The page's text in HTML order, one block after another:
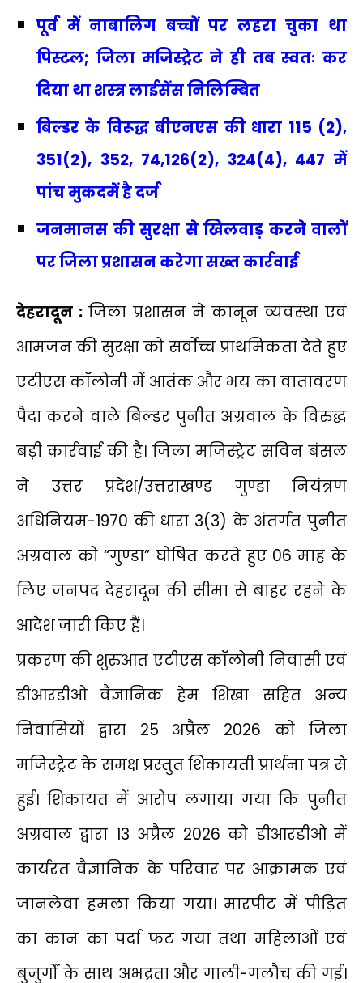
पूर्व में नाबालिग बच्चों पर लहरा चुका था
पिस्टल; जिला मजिस्ट्रेट ने ही तब स्वतः कर
दिया था शस्त्र लाईसेंस निलिम्बित
बिल्डर के विरूद्ध बीएनएस की धारा 115 (2),
351(2), 352, 74,126(2), 324(4), 447 में
पांच मुकदमें है दर्ज
जनमानस की सुरक्षा से खिलवाड़ करने वालों
पर जिला प्रशासन करेगा सख्त कार्रवाई
देहरादून :जिला प्रशासन ने कानून व्यवस्था एवं
आमजन की सुरक्षा को सर्वाेच्च प्राथमिकता देते हुए
एटीएस कॉलोनी में आतंक और भय का वातावरण
पैदा करने वाले बिल्डर पुनीत अग्रवाल के विरुद्ध
बड़ी कार्रवाई की है। जिला मजिस्ट्रेट सविन बंसल
ने उत्तर प्रदेश/उत्तराखण्ड गुण्डा नियंत्रण
अधिनियम-1970 की धारा 3(3) के अंतर्गत पुनीत
अग्रवाल को “गुण्डा” घोषित करते हुए 06 माह के
लिए जनपद देहरादून की सीमा से बाहर रहने के
आदेश जारी किए हैं।
प्रकरण की शुरुआत एटीएस कॉलोनी निवासी एवं
डीआरडीओ वैज्ञानिक हेम शिखा सहित अन्य
निवासियों द्वारा 25 अप्रैल 2026 को जिला
मजिस्ट्रेट के समक्ष प्रस्तुत शिकायती प्रार्थना पत्र से
हुई। शिकायत में आरोप लगाया गया कि पुनीत
अग्रवाल द्वारा 13 अप्रैल 2026 को डीआरडीओ में
कार्यरत वैज्ञानिक के परिवार पर आक्रामक एवं
जानलेवा हमला किया गया। मारपीट में पीड़ित
का कान का पर्दा फट गया तथा महिलाओं एवं
बुजुर्गों के साथ अभद्रता और गाली-गलौच की गई।